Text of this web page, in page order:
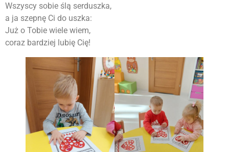
Wszyscy sobie ślą serduszka,
a ja szepnę Ci do uszka:
Już o Tobie wiele wiem,
coraz bardziej lubię Cię!